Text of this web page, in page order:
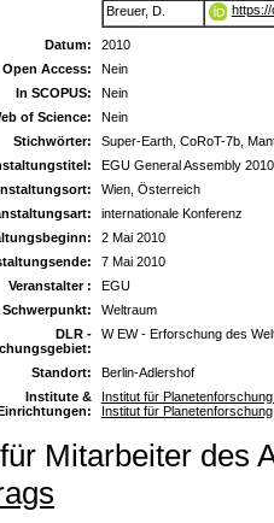
Breuer, D.
Datum:
2010
Open Access:
Nein
In SCOPUS:
Nein
of Science:
Nein
Stichwörter:
Super-Earth, CoRoT-7b,
EGU General Assembly 2010
Wien, Österreich
internationale Konferenz
2 Mai 2010
7 Mai 2010
Veranstalter :
EGU
Schwerpunkt:
Weltraum
DLR -
W EW - Erforschung des
Standort:
Berlin-Adlershof
Institute &
Institut für
Institut für Planetenforschung
Mitarbeiter des